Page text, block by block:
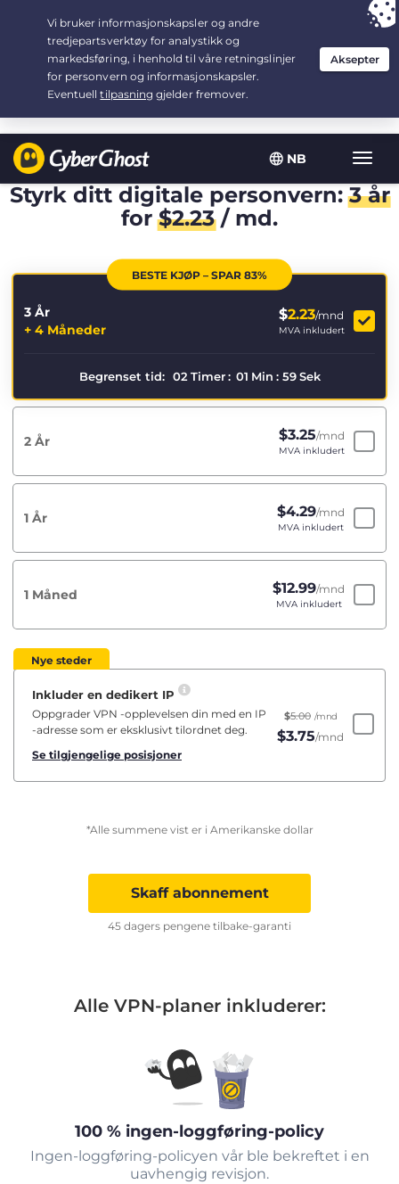
NB
Vis/
Your choice: The Best Dealfor 3.3333333333333-years at $
/month
Styrk ditt digitale personvern:3 år
for$2.23/ md.
BESTE KJØP – SPAR 83%
3 År
+ 4 Måneder
$2.23/mnd
MVA inkludert
Begrenset tid: 02 Timer : 01 Min : 59 Sek
2 År $3.25/mnd
MVA inkludert
1 År $4.29/mnd
MVA inkludert
1 Måned $12.99/mnd
MVA inkludert
Nye steder
Inkluder en dedikert IP
Oppgrader VPN -opplevelsen din med en IP
-adresse som er eksklusivt tilordnet deg.
Se tilgjengelige posisjoner
$5.00 /mnd
$3.75/mnd
*Alle summene vist er i Amerikanske dollar
Skaff abonnement
45 dagers pengene tilbake-garanti
Alle VPN-planer inkluderer:
100 % ingen-loggføring-policy
Ingen-loggføring-policyen vår ble bekreftet i en
uavhengig revisjon.